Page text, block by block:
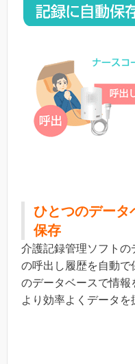
ひとつのデータ
保存
介護記録管理ソフト
の呼出し履歴を自動で
のデータベースで情報
より効率よくデータを